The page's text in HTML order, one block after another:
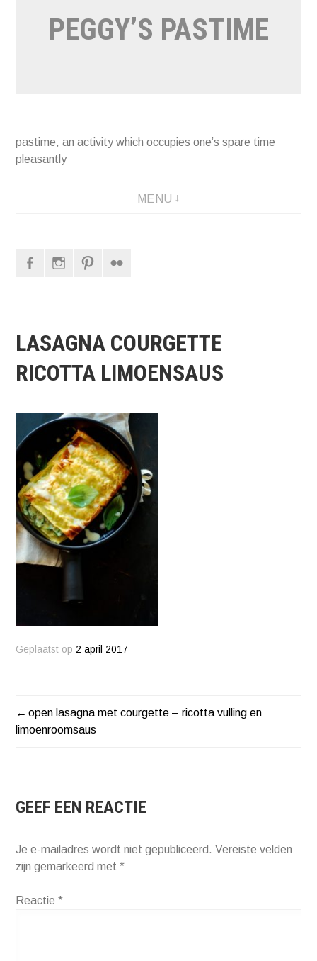
PEGGY’S PASTIME
pastime, an activity which occupies one’s spare time
pleasantly
MENU
FacebookInstagram
LASAGNA COURGETTE
RICOTTA LIMOENSAUS
Geplaatst op 2 april 2017
BERICHT
open lasagna met courgette – ricotta vulling en
limoenroomsaus
GEEF EEN REACTIE
Je e-mailadres wordt niet gepubliceerd. Vereiste velden
zijn gemarkeerd met*
Reactie*